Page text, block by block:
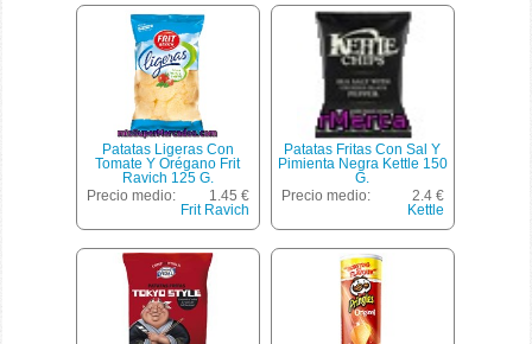
Patatas Ligeras Con
Tomate Y Orégano Frit
Ravich 125 G.
Precio medio:
1.45 €
Frit Ravich
Patatas Fritas Con Sal Y
Pimienta Negra Kettle 150
G.
Precio medio:
2.4 €
Kettle